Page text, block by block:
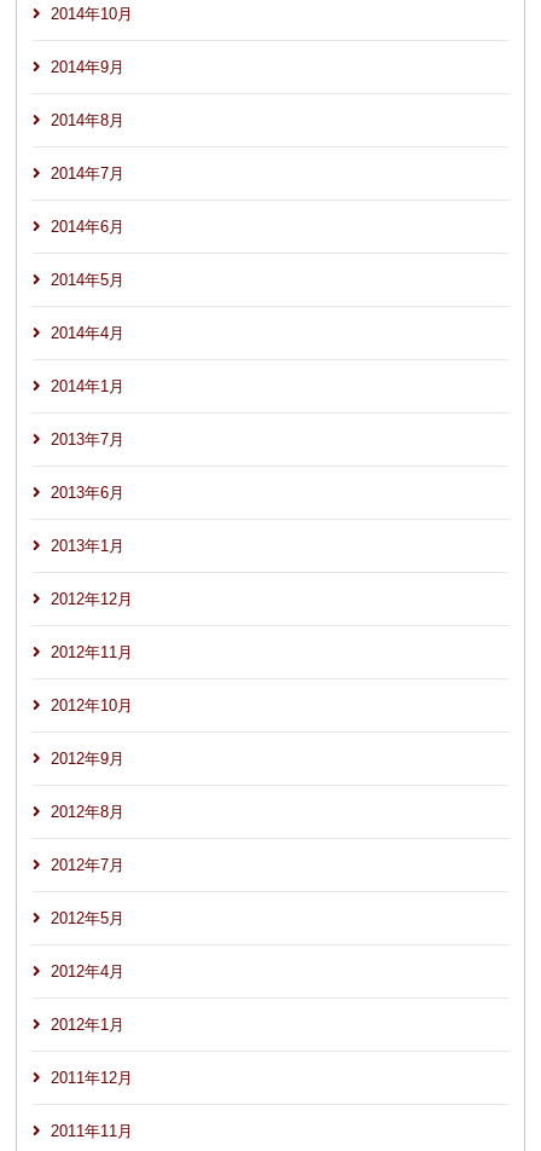
2014年10月
2014年9月
2014年8月
2014年7月
2014年6月
2014年5月
2014年4月
2014年1月
2013年7月
2013年6月
2013年1月
2012年12月
2012年11月
2012年10月
2012年9月
2012年8月
2012年7月
2012年5月
2012年4月
2012年1月
2011年12月
2011年11月